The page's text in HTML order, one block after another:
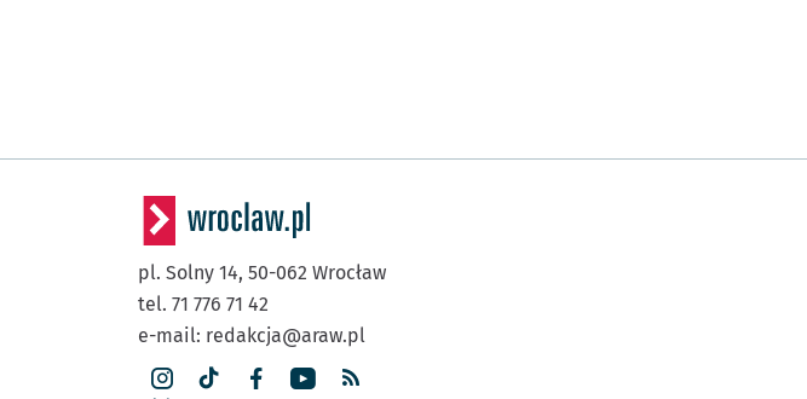
pl. Solny 14, 50-062 Wrocław
tel. 71 776 71 42
e-mail: redakcja@araw.pl